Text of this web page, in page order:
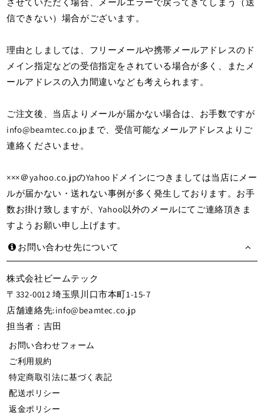
信できない）場合がございます。
理由としましては、フリーメールや携帯メールアドレスのド
メイン指定などの受信指定をされている場合が多く、またメ
ールアドレスの入力間違いなども考えられます。
ご注文後、当店よりメールが届かない場合は、お手数ですが
info@beamtec.co.jpまで、受信可能なメールアドレスよりご
連絡くださいませ。
×××＠yahoo.co.jpのYahooドメインにつきましては当店にメー
ルが届かない・送れない事例が多く発生しております。お手
数お掛け致しますが、Yahoo以外のメールにてご連絡頂きま
すようお願い申し上げます。
お問い合わせ先について
株式会社ビームテック
〒332-0012 埼玉県川口市本町1-15-7
店舗連絡先:info@beamtec.co.jp
担当者：吉田
お問い合わせフォーム
ご利用規約
特定商取引法に基づく表記
配送ポリシー
返金ポリシー